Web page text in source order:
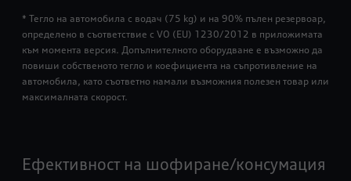
* Тегло на автомобила с водач (75 kg) и на 90% пълен резервоар,
определено в съответствие с VO (EU) 1230/2012 в приложимата
към момента версия. Допълнителното оборудване е възможно да
повиши собственото тегло и коефициента на съпротивление на
автомобила, като съответно намали възможния полезен товар или
максималната скорост.
Ефективност на шофиране/консумация